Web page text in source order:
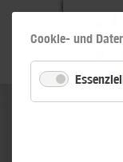
Cookie- und